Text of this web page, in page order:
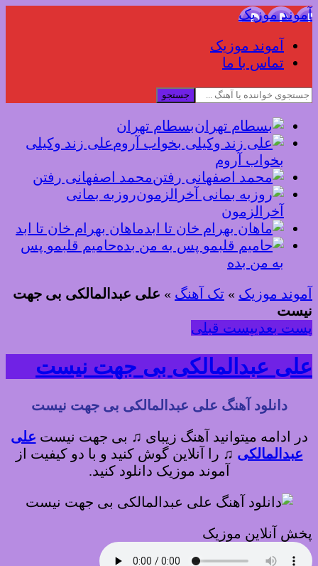
آموند موزیک
آموند موزیک
تماس با ما
جستجو
بسطام تهران
علی زند وکیلی
بخواب آروم
محمد اصفهانی رفتن
روزبه بمانی
آخرالزمون
ماهان بهرام خان تا ابد
حامیم قلبمو پس
به من بده
آموند موزیک » تک آهنگ » علی عبدالمالکی بی جهت
نیست
پست بعدیپست قبلی
علی عبدالمالکی بی جهت نیست
دانلود آهنگ علی عبدالمالکی بی جهت نیست
در ادامه میتوانید آهنگ زیبای ♫ بی جهت نیست علی
عبدالمالکی ♫ را آنلاین گوش کنید و با دو کیفیت از
آموند موزیک دانلود کنید.
پخش آنلاین موزیک